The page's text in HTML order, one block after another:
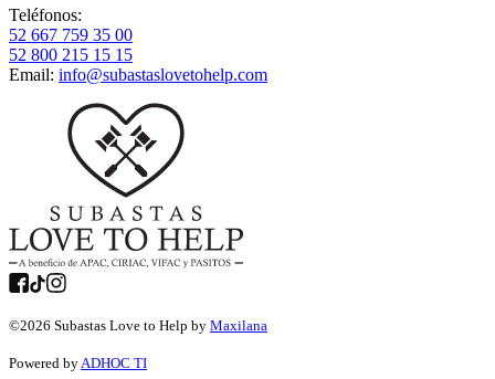
Teléfonos:
52 667 759 35 00
52 800 215 15 15
Email: info@subastaslovetohelp.com
©2026 Subastas Love to Help by Maxilana
Powered byADHOC TI